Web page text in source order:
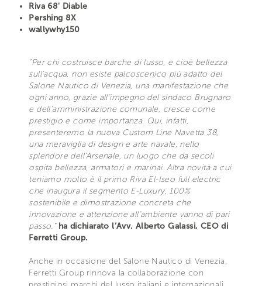
Riva 68' Diable
Pershing 8X
wallywhy150
“Per chi costruisce barche di lusso, e cioè bellezza
sull’acqua, non esiste palcoscenico più adatto del
Salone Nautico di Venezia, una manifestazione che
ogni anno, grazie all’impegno del sindaco Brugnaro
e dell’amministrazione comunale, cresce come
prestigio e come importanza. Qui, infatti,
presenteremo la nuova Custom Line Navetta 38,
una meraviglia di design e arte navale, nello
splendore dell’Arsenale, un luogo che da secoli
ospita bellezza, armatori e marinai. Altra novità a cui
teniamo molto è il primo Riva El-Iseo full electric
che inaugura il segmento E-Luxury, 100%
sostenibile e dimostrazione concreta che
innovazione e attenzione all’ambiente vanno di pari
passo.” ha dichiarato l’Avv. Alberto Galassi, CEO di
Ferretti Group.
Anche in occasione del Salone Nautico di Venezia,
Ferretti Group rinnova la collaborazione con